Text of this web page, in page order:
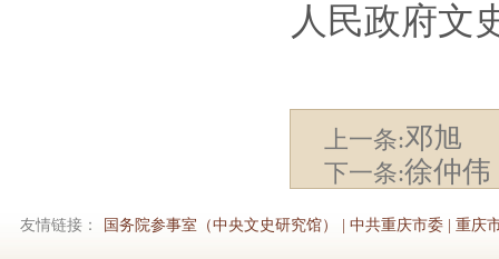
人民政府文
上一条:邓旭
下一条:徐仲伟
友情链接： 国务院参事室（中央文史研究馆） 中共重庆市委 重庆